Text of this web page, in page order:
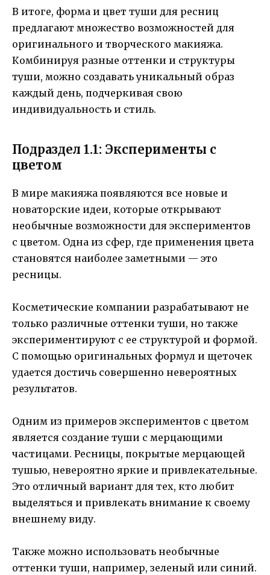
В итоге, форма и цвет туши для ресниц
предлагают множество возможностей для
оригинального и творческого макияжа.
Комбинируя разные оттенки и структуры
туши, можно создавать уникальный образ
каждый день, подчеркивая свою
индивидуальность и стиль.
Подраздел 1.1: Эксперименты с
цветом
В мире макияжа появляются все новые и
новаторские идеи, которые открывают
необычные возможности для экспериментов
с цветом. Одна из сфер, где применения цвета
становятся наиболее заметными — это
ресницы.
Косметические компании разрабатывают не
только различные оттенки туши, но также
экспериментируют с ее структурой и формой.
С помощью оригинальных формул и щеточек
удается достичь совершенно невероятных
результатов.
Одним из примеров экспериментов с цветом
является создание туши с мерцающими
частицами. Ресницы, покрытые мерцающей
тушью, невероятно яркие и привлекательные.
Это отличный вариант для тех, кто любит
выделяться и привлекать внимание к своему
внешнему виду.
Также можно использовать необычные
оттенки туши, например, зеленый или синий.